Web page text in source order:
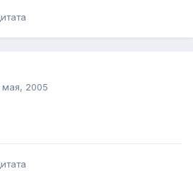
мая, 2005